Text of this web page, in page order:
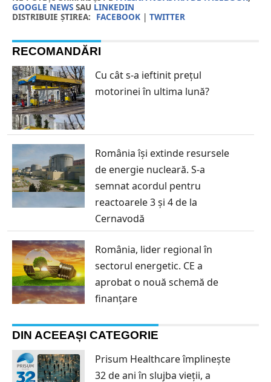
GOOGLE NEWSSAU LINKEDIN
DISTRIBUIE ȘTIREA: FACEBOOK| TWITTER
RECOMANDĂRI
Cu cât s-a ieftinit prețul
motorinei în ultima lună?
România își extinde resursele
de energie nucleară. S-a
semnat acordul pentru
reactoarele 3 și 4 de la
Cernavodă
România, lider regional în
sectorul energetic. CE a
aprobat o nouă schemă de
finanțare
DIN ACEEAȘI CATEGORIE
Prisum Healthcare împlinește
32 de ani în slujba vieții, a